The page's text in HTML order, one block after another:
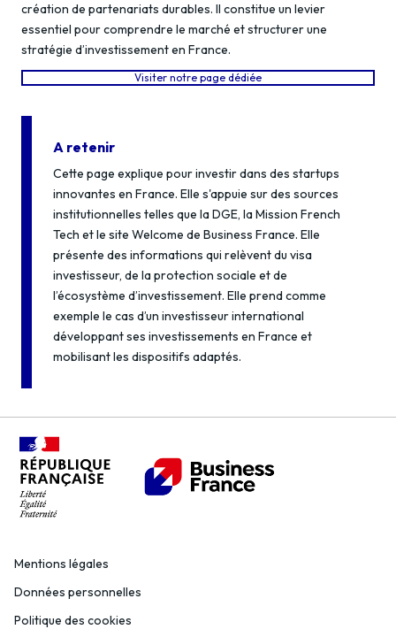
création de partenariats durables. Il constitue un levier
essentiel pour comprendre le marché et structurer une
stratégie d’investissement en France.
Visiter notre page dédiée
A retenir
Cette page explique pour investir dans des startups
innovantes en France. Elle s'appuie sur des sources
institutionnelles telles que la DGE, la Mission French
Tech et le site Welcome de Business France. Elle
présente des informations qui relèvent du visa
investisseur, de la protection sociale et de
l’écosystème d’investissement. Elle prend comme
exemple le cas d’un investisseur international
développant ses investissements en France et
mobilisant les dispositifs adaptés.
Mentions légales
Données personnelles
Politique des cookies